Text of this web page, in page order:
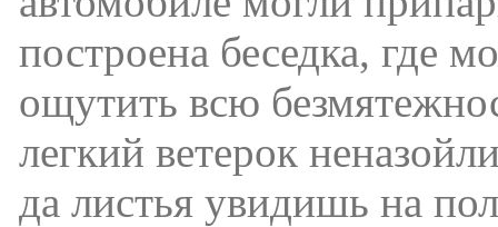
построена беседка, где
ощутить всю
легкий ветерок
да листья увидишь на